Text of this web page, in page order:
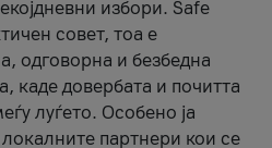
избори. Safe
совет, тоа е
одговорна и безбедна
каде довербата и почитта
луѓето. Особено ја
партнери кои се